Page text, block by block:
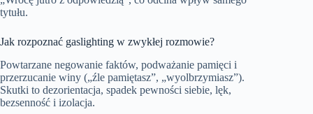
tytułu.
Jak rozpoznać gaslighting w zwykłej rozmowie?
Powtarzane negowanie faktów, podważanie pamięci i
przerzucanie winy („źle pamiętasz”, „wyolbrzymiasz”).
Skutki to dezorientacja, spadek pewności siebie, lęk,
bezsenność i izolacja.